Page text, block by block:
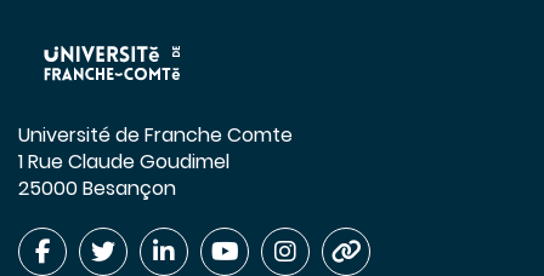
Université de Franche Comte
1 Rue Claude Goudimel
25000 Besançon